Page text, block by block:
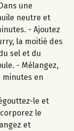
une
neutre et
- Ajoutez
la moitié des
sel et du
- Mélangez,
minutes en
le et
le
et